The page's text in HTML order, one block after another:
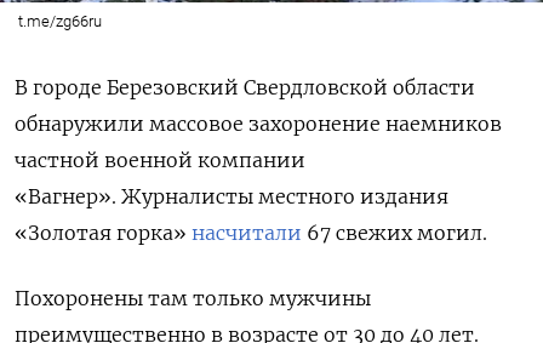
t.me/zg66ru
В городе Березовский Свердловской области
обнаружили массовое захоронение наемников
частной военной компании
«Вагнер». Журналисты местного издания
«Золотая горка» насчитали 67 свежих могил.
Похоронены там только мужчины
преимущественно в возрасте от 30 до 40 лет.